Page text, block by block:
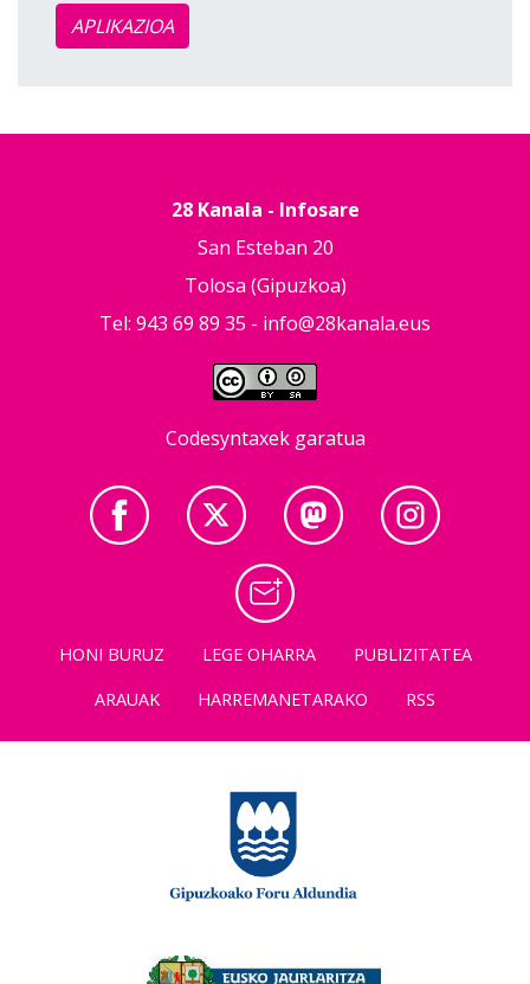
APLIKAZIOA
28 Kanala - Infosare
San Esteban 20
Tolosa (Gipuzkoa)
Tel: 943 69 89 35 - info@28kanala.eus
Codesyntaxek garatua
HONI BURUZ LEGE OHARRA
PUBLIZITATEA
ARAUAK
HARREMANETARAKO RSS